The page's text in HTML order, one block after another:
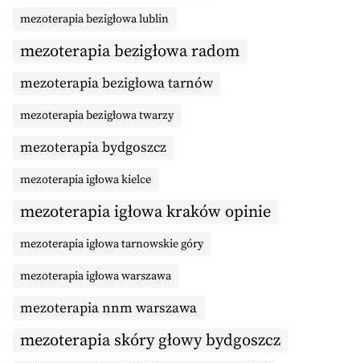
mezoterapia bezigłowa lublin
mezoterapia bezigłowa radom
mezoterapia bezigłowa tarnów
mezoterapia bezigłowa twarzy
mezoterapia bydgoszcz
mezoterapia igłowa kielce
mezoterapia igłowa kraków opinie
mezoterapia igłowa tarnowskie góry
mezoterapia igłowa warszawa
mezoterapia nnm warszawa
mezoterapia skóry głowy bydgoszcz